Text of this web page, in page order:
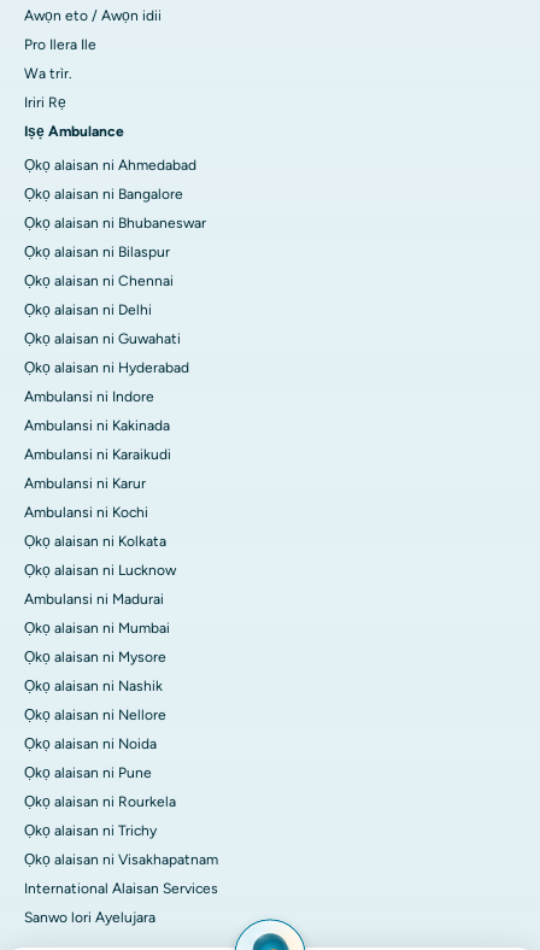
Awọn eto / Awọn idii
Pro Ilera Ile
Wa trìr.
Iriri Rẹ
Iṣẹ Ambulance
Ọkọ alaisan ni Ahmedabad
Ọkọ alaisan ni Bangalore
Ọkọ alaisan ni Bhubaneswar
Ọkọ alaisan ni Bilaspur
Ọkọ alaisan ni Chennai
Ọkọ alaisan ni Delhi
Ọkọ alaisan ni Guwahati
Ọkọ alaisan ni Hyderabad
Ambulansi ni Indore
Ambulansi ni Kakinada
Ambulansi ni Karaikudi
Ambulansi ni Karur
Ambulansi ni Kochi
Ọkọ alaisan ni Kolkata
Ọkọ alaisan ni Lucknow
Ambulansi ni Madurai
Ọkọ alaisan ni Mumbai
Ọkọ alaisan ni Mysore
Ọkọ alaisan ni Nashik
Ọkọ alaisan ni Nellore
Ọkọ alaisan ni Noida
Ọkọ alaisan ni Pune
Ọkọ alaisan ni Rourkela
Ọkọ alaisan ni Trichy
Ọkọ alaisan ni Visakhapatnam
International Alaisan Services
Sanwo lori Ayelujara